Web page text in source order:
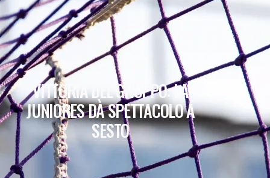
VITTORIA DEL GRUPPO: LA
JUNIORES DÀ SPETTACOLO A
SESTO